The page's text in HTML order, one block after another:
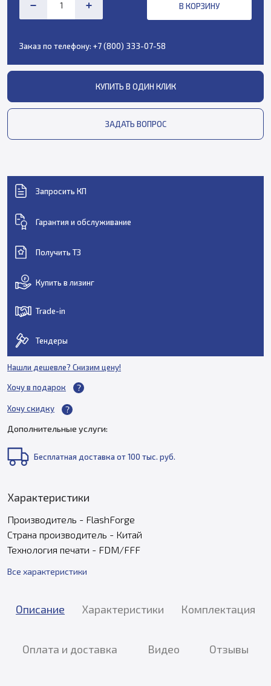
В КОРЗИНУ
Заказ по телефону: +7 (800) 333-07-58
КУПИТЬ В ОДИН КЛИК
ЗАДАТЬ ВОПРОС
Дополнительные услуги:
Бесплатная доставка от 100 тыс. руб.
Характеристики
Производитель - FlashForge
Страна производитель - Китай
Технология печати - FDM/FFF
Все характеристики
Запросить КП
Гарантия и обслуживание
Получить ТЗ
Купить в лизинг
Trade-in
Тендеры
Нашли дешевле? Снизим цену!
Хочу в подарок
Хочу скидку
Описание Характеристики Комплектация
Оплата и доставка Видео Отзывы